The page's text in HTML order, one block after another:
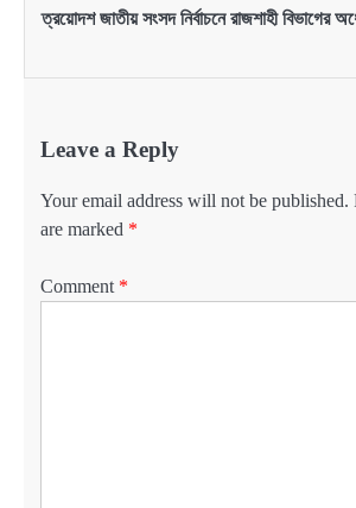
ত্রয়োদশ জাতীয় সংসদ নির্বাচনে রাজশাহী বিভাগের
Leave a Reply
Your email address will not be published.
are marked *
Comment *